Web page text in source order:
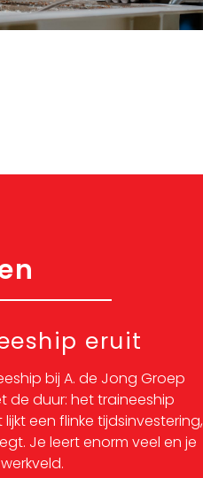
eruit
bij A. de Jong Groep
de duur: het traineeship
een flinke tijdsinvestering,
Je leert enorm veel en je